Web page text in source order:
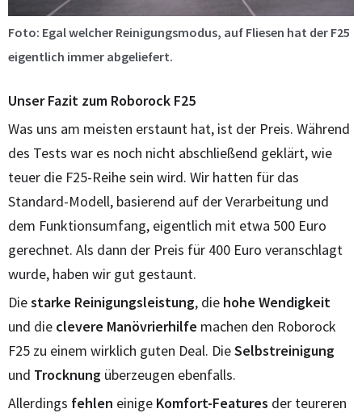
Foto: Egal welcher Reinigungsmodus, auf Fliesen hat der F25
eigentlich immer abgeliefert.
Unser Fazit zum Roborock F25
Was uns am meisten erstaunt hat, ist der Preis. Während
des Tests war es noch nicht abschließend geklärt, wie
teuer die F25-Reihe sein wird. Wir hatten für das
Standard-Modell, basierend auf der Verarbeitung und
dem Funktionsumfang, eigentlich mit etwa 500 Euro
gerechnet. Als dann der Preis für 400 Euro veranschlagt
wurde, haben wir gut gestaunt.
Diestarke Reinigungsleistung, die hohe Wendigkeit
und die clevere Manövrierhilfe machen den Roborock
F25 zu einem wirklich guten Deal. DieSelbstreinigung
und Trocknung überzeugen ebenfalls.
Allerdings fehlen einige Komfort-Features der teureren